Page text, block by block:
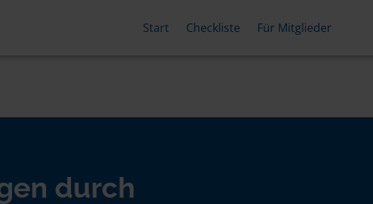
Start Checkliste Für Mitglieder
durch